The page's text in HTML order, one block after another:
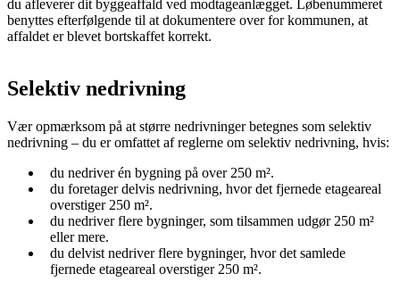
du afleverer dit byggeaffald ved modtageanlægget. Løbenummeret
benyttes efterfølgende til at dokumentere over for kommunen, at
affaldet er blevet bortskaffet korrekt.
Selektiv nedrivning
Vær opmærksom på at større nedrivninger betegnes som selektiv
nedrivning – du er omfattet af reglerne om selektiv nedrivning, hvis:
du nedriver én bygning på over 250 m².
du foretager delvis nedrivning, hvor det fjernede etageareal
overstiger 250 m².
du nedriver flere bygninger, som tilsammen udgør 250 m²
eller mere.
du delvist nedriver flere bygninger, hvor det samlede
fjernede etageareal overstiger 250 m².